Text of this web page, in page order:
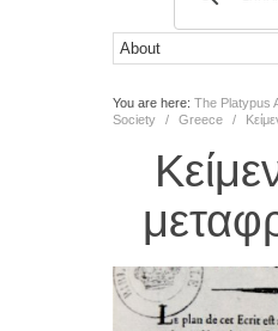
You are here: The Platypus
Society
/ Greece /